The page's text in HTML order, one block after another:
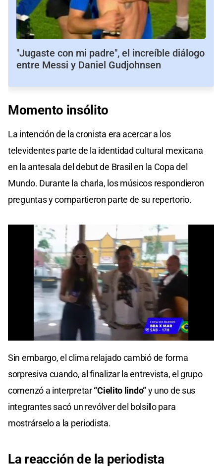
"Jugaste con mi padre", el increíble diálogo
entre Messi y Daniel Gudjohnsen
Momento insólito
La intención de la cronista era acercar a los
televidentes parte de la identidad cultural mexicana
en la antesala del debut de Brasil en la Copa del
Mundo. Durante la charla, los músicos respondieron
preguntas y compartieron parte de su repertorio.
of
seconds
Sin embargo, el clima relajado cambió de forma
sorpresiva cuando, al finalizar la entrevista, el grupo
comenzó a interpretar“Cielito lindo”y uno de sus
integrantes sacó un revólver del bolsillo para
mostrárselo a la periodista.
La reacción de la periodista